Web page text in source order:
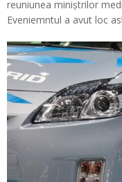
reuniunea miniștrilor
Eveniemntul a avut loc